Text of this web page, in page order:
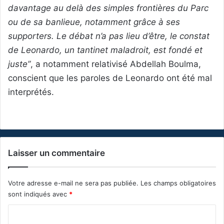
davantage au delà des simples frontières du Parc
ou de sa banlieue, notamment grâce à ses
supporters. Le débat n’a pas lieu d’être, le constat
de Leonardo, un tantinet maladroit, est fondé et
juste”, a notamment relativisé Abdellah Boulma,
conscient que les paroles de Leonardo ont été mal
interprétés.
Laisser un commentaire
Votre adresse e-mail ne sera pas publiée. Les champs obligatoires
sont indiqués avec *